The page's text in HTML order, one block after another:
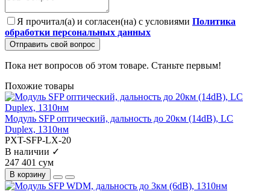
Я прочитал(а) и согласен(на) с условиями Политика
обработки персональных данных
Отправить свой вопрос
Пока нет вопросов об этом товаре. Станьте первым!
Похожие товары
Модуль SFP оптический, дальность до 20км (14dB), LC
Duplex, 1310нм
PXT-SFP-LX-20
В наличии ✓
247 401 сум
В корзину